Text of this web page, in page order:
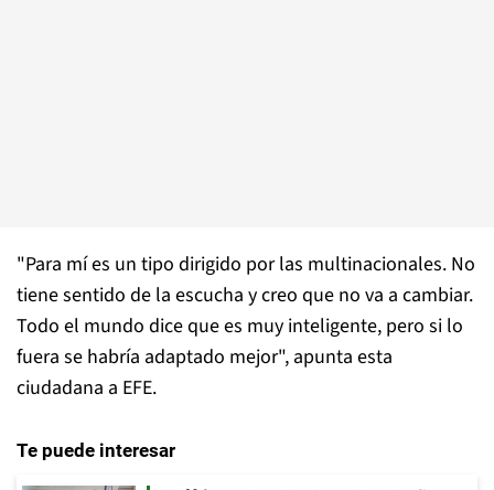
"Para mí es un tipo dirigido por las multinacionales. No
tiene sentido de la escucha y creo que no va a cambiar.
Todo el mundo dice que es muy inteligente, pero si lo
fuera se habría adaptado mejor", apunta esta
ciudadana a EFE.
Te puede interesar